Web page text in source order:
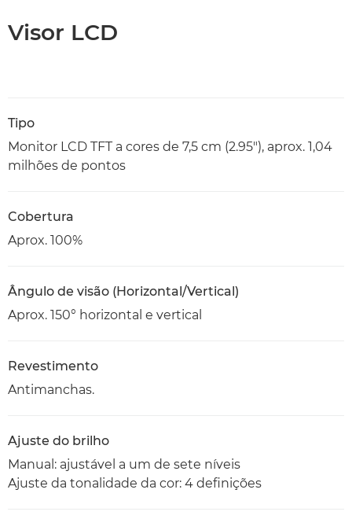
Visor LCD
Tipo
Monitor LCD TFT a cores de 7,5 cm (2.95"), aprox. 1,04
milhões de pontos
Cobertura
Aprox. 100%
Ângulo de visão (Horizontal/Vertical)
Aprox. 150° horizontal e vertical
Revestimento
Antimanchas.
Ajuste do brilho
Manual: ajustável a um de sete níveis
Ajuste da tonalidade da cor: 4 definições